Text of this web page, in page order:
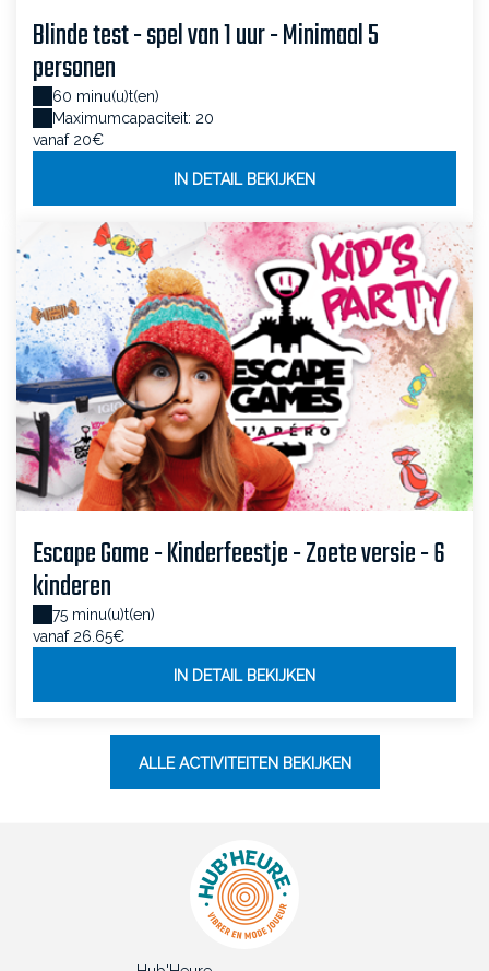
Blinde test - spel van 1 uur - Minimaal 5
personen
60 minu(u)t(en)
Maximumcapaciteit: 20
vanaf 20€
IN DETAIL BEKIJKEN
Escape Game - Kinderfeestje - Zoete versie - 6
kinderen
75 minu(u)t(en)
vanaf 26.65€
IN DETAIL BEKIJKEN
ALLE ACTIVITEITEN BEKIJKEN